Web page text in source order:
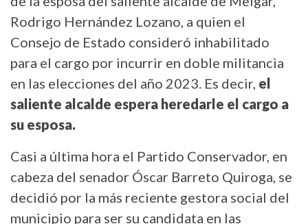
Rodrigo Hernández Lozano, a quien el
Consejo de Estado consideró inhabilitado
para el cargo por incurrir en doble militancia
en las elecciones del año 2023. Es decir, el
saliente alcalde espera heredarle el cargo a
su esposa.
Casi a última hora el Partido Conservador, en
cabeza del senador Óscar Barreto Quiroga, se
decidió por la más reciente gestora social del
municipio para ser su candidata en las